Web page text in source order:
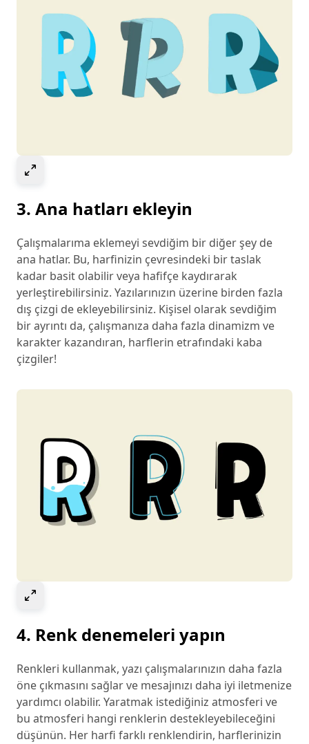
3. Ana hatları ekleyin
Çalışmalarıma eklemeyi sevdiğim bir diğer şey de
ana hatlar. Bu, harfinizin çevresindeki bir taslak
kadar basit olabilir veya hafifçe kaydırarak
yerleştirebilirsiniz. Yazılarınızın üzerine birden fazla
dış çizgi de ekleyebilirsiniz. Kişisel olarak sevdiğim
bir ayrıntı da, çalışmanıza daha fazla dinamizm ve
karakter kazandıran, harflerin etrafındaki kaba
çizgiler!
4. Renk denemeleri yapın
Renkleri kullanmak, yazı çalışmalarınızın daha fazla
öne çıkmasını sağlar ve mesajınızı daha iyi iletmenize
yardımcı olabilir. Yaratmak istediğiniz atmosferi ve
bu atmosferi hangi renklerin destekleyebileceğini
düşünün. Her harfi farklı renklendirin, harflerinizin